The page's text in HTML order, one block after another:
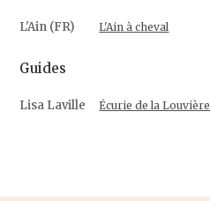
L'Ain (FR) L'Ain à cheval
Guides
Lisa Laville Écurie de la Louvière